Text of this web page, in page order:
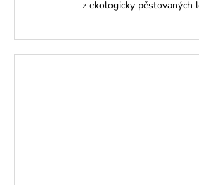
z ekologicky pěstovaných